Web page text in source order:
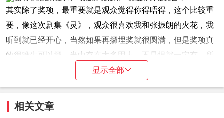
其实除了奖项，最重要就是观众觉得你得唔得，这个比较重
要，像这次剧集《灵》，观众很喜欢我和张振朗的火花，我
听到就已经开心，当然如果再攞埋奖就很圆满，但是奖项真
的很难先可以攞，当中存在太多因素，不是恨就一定有，所
以这刻我会更著重别人认唔认同我；
可能我很早入行，不知不觉已经十五年了！当中演过不同类
显示全部
相关文章